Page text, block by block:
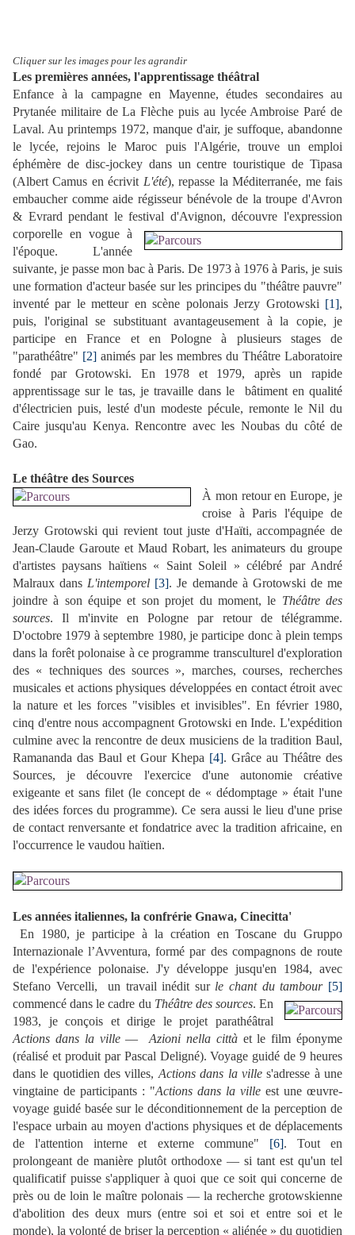
Cliquer sur les images pour les agrandir
Les premières années, l'apprentissage théâtral
Enfance à la campagne en Mayenne, études secondaires au
Prytanée militaire de La Flèche puis au lycée Ambroise Paré de
Laval. Au printemps 1972, manque d'air, je suffoque, abandonne
le lycée, rejoins le Maroc puis l'Algérie, trouve un emploi
éphémère de disc-jockey dans un centre touristique de Tipasa
(Albert Camus en écrivit L'été), repasse la Méditerranée, me fais
embaucher comme aide régisseur bénévole de la troupe d'Avron
& Evrard pendant le festival d'Avignon, découvre l'expression
corporelle en vogue à
l'époque. L'année
suivante, je passe mon bac à Paris. De 1973 à 1976 à Paris, je suis
une formation d'acteur basée sur les principes du "théâtre pauvre"
inventé par le metteur en scène polonais Jerzy Grotowski [1],
puis, l'original se substituant avantageusement à la copie, je
participe en France et en Pologne à plusieurs stages de
"parathéâtre" [2] animés par les membres du Théâtre Laboratoire
fondé par Grotowski. En 1978 et 1979, après un rapide
apprentissage sur le tas, je travaille dans le bâtiment en qualité
d'électricien puis, lesté d'un modeste pécule, remonte le Nil du
Caire jusqu'au Kenya. Rencontre avec les Noubas du côté de
Gao.
Le théâtre des Sources
À mon retour en Europe, je
croise à Paris l'équipe de
Jerzy Grotowski qui revient tout juste d'Haïti, accompagnée de
Jean-Claude Garoute et Maud Robart, les animateurs du groupe
d'artistes paysans haïtiens « Saint Soleil » célébré par André
Malraux dans L'intemporel [3]. Je demande à Grotowski de me
joindre à son équipe et son projet du moment, le Théâtre des
sources. Il m'invite en Pologne par retour de télégramme.
D'octobre 1979 à septembre 1980, je participe donc à plein temps
dans la forêt polonaise à ce programme transculturel d'exploration
des « techniques des sources », marches, courses, recherches
musicales et actions physiques développées en contact étroit avec
la nature et les forces "visibles et invisibles". En février 1980,
cinq d'entre nous accompagnent Grotowski en Inde. L'expédition
culmine avec la rencontre de deux musiciens de la tradition Baul,
Ramananda das Baul et Gour Khepa [4]. Grâce au Théâtre des
Sources, je découvre l'exercice d'une autonomie créative
exigeante et sans filet (le concept de « dédomptage » était l'une
des idées forces du programme). Ce sera aussi le lieu d'une prise
de contact renversante et fondatrice avec la tradition africaine, en
l'occurrence le vaudou haïtien.
Les années italiennes, la confrérie Gnawa, Cinecitta'
En 1980, je participe à la création en Toscane du Gruppo
Internazionale l’Avventura, formé par des compagnons de route
de l'expérience polonaise. J'y développe jusqu'en 1984, avec
Stefano Vercelli,
un travail inédit sur le chant du tambour[5]
commencé dans le cadre du Théâtre des sources. En
1983, je conçois et dirige le projet parathéâtral
Actions dans la ville— Azioni nella cittàet le film éponyme
(réalisé et produit par Pascal Deligné). Voyage guidé de 9 heures
dans le quotidien des villes, Actions dans la villes'adresse à une
vingtaine de participants : "Actions dans la ville est une œuvre-
voyage guidé basée sur le déconditionnement de la perception de
l'espace urbain au moyen d'actions physiques et de déplacements
de l'attention interne et externe commune" [6]. Tout en
prolongeant de manière plutôt orthodoxe — si tant est qu'un tel
qualificatif puisse s'appliquer à quoi que ce soit qui concerne de
près ou de loin le maître polonais — la recherche grotowskienne
d'abolition des deux murs (entre soi et soi et entre soi et le
monde), la volonté de briser la perception « aliénée » du quotidien